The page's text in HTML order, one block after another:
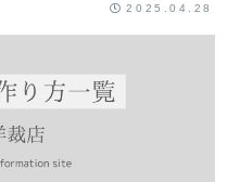
2025.04.28